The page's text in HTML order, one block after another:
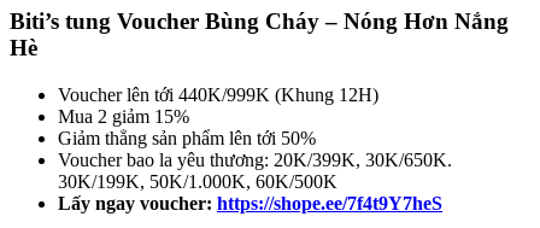
Biti’s tung Voucher Bùng Cháy – Nóng Hơn Nắng
Hè
Voucher lên tới 440K/999K (Khung 12H)
Mua 2 giảm 15%
Giảm thẳng sản phẩm lên tới 50%
Voucher bao la yêu thương: 20K/399K, 30K/650K.
30K/199K, 50K/1.000K, 60K/500K
Lấy ngay voucher: https://shope.ee/7f4t9Y7heS